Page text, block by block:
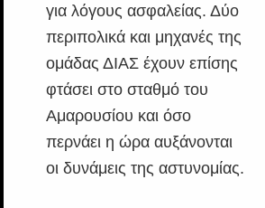
για λόγους ασφαλείας. Δύο
περιπολικά και μηχανές της
ομάδας ΔΙΑΣ έχουν επίσης
φτάσει στο σταθμό του
Αμαρουσίου και όσο
περνάει η ώρα αυξάνονται
οι δυνάμεις της αστυνομίας.